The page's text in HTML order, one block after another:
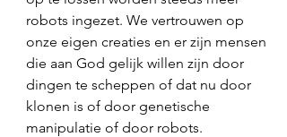
robots ingezet. We vertrouwen op
onze eigen creaties en er zijn mensen
die aan God gelijk willen zijn door
dingen te scheppen of dat nu door
klonen is of door genetische
manipulatie of door robots.